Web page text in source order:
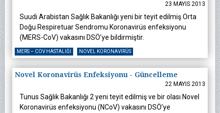
23 MAYIS 2013
Suudi Arabistan Sağlık Bakanlığı yeni bir teyit edilmiş Orta
Doğu Respiretuar Sendromu Koronavirüs enfeksiyonu
(MERS-CoV) vakasını DSÖ’ye bildirmiştir.
MERS – COV HASTALIĞI NOVEL KORONAVIRÜS
Novel Koronavirüs Enfeksiyonu - Güncelleme
22 MAYIS 2013
Tunus Sağlık Bakanlığı 2 yeni teyit edilmiş ve bir olası Novel
Koronavirüs enfeksiyonu (NCoV) vakasını DSÖ’ye